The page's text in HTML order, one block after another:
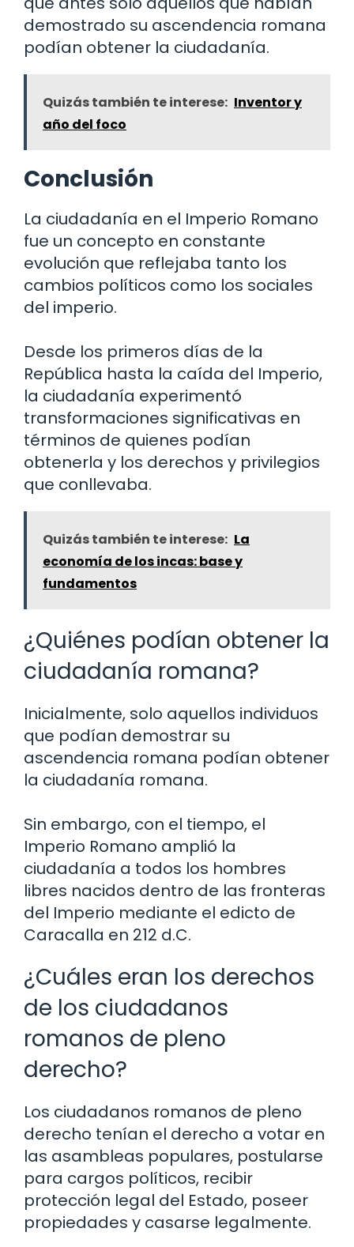
demostrado su ascendencia romana
podían obtener la ciudadanía.
Quizás también te interese: Inventor y
año del foco
Conclusión
La ciudadanía en el Imperio Romano
fue un concepto en constante
evolución que reflejaba tanto los
cambios políticos como los sociales
del imperio.
Desde los primeros días de la
República hasta la caída del Imperio,
la ciudadanía experimentó
transformaciones significativas en
términos de quienes podían
obtenerla y los derechos y privilegios
que conllevaba.
Quizás también te interese: La
economía de los incas: base y
fundamentos
¿Quiénes podían obtener la
ciudadanía romana?
Inicialmente, solo aquellos individuos
que podían demostrar su
ascendencia romana podían obtener
la ciudadanía romana.
Sin embargo, con el tiempo, el
Imperio Romano amplió la
ciudadanía a todos los hombres
libres nacidos dentro de las fronteras
del Imperio mediante el edicto de
Caracalla en 212 d.C.
¿Cuáles eran los derechos
de los ciudadanos
romanos de pleno
derecho?
Los ciudadanos romanos de pleno
derecho tenían el derecho a votar en
las asambleas populares, postularse
para cargos políticos, recibir
protección legal del Estado, poseer
propiedades y casarse legalmente.